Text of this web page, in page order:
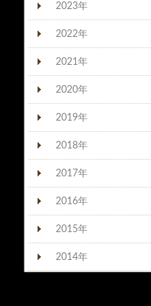
2023年
2022年
2021年
2020年
2019年
2018年
2017年
2016年
2015年
2014年